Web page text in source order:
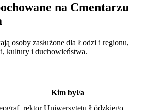
na Cmentarzu
osoby zasłużone dla Łodzi i regionu,
kultury i duchowieństwa.
Kim był/a
rektor Uniwersytetu Łódzkiego